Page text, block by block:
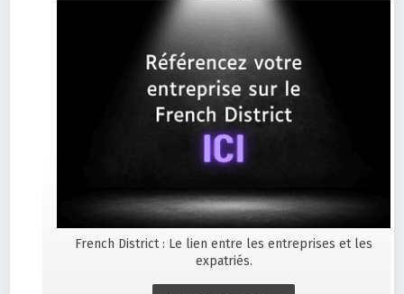
French District : Le lien entre les entreprises et les
expatriés.